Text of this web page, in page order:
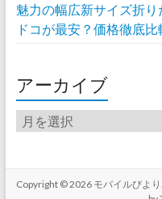
魅力の幅広新サイズ折り
ドコが最安？価格徹底
アーカイブ
ア
ー
ブ
Copyright © 2026 モバイルびより